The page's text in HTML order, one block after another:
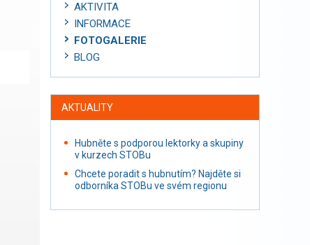
AKTIVITA
INFORMACE
FOTOGALERIE
BLOG
AKTUALITY
Hubněte s podporou lektorky a skupiny
v kurzech STOBu
Chcete poradit s hubnutím? Najděte si
odborníka STOBu ve svém regionu